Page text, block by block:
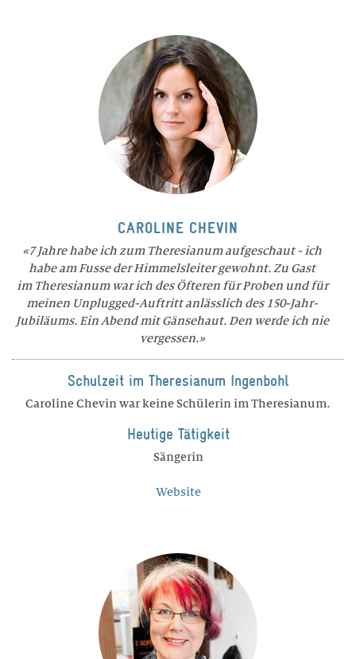
CAROLINE CHEVIN
7 Jahre habe ich zum Theresianum aufgeschaut - ich
habe am Fusse der Himmelsleiter gewohnt. Zu Gast
im Theresianum war ich des Öfteren für Proben und für
meinen Unplugged-Auftritt anlässlich des 150-Jahr-
Jubiläums. Ein Abend mit Gänsehaut. Den werde ich nie
vergessen.
Schulzeit im Theresianum Ingenbohl
Caroline Chevin war keine Schülerin im Theresianum.
Heutige Tätigkeit
Sängerin
Website